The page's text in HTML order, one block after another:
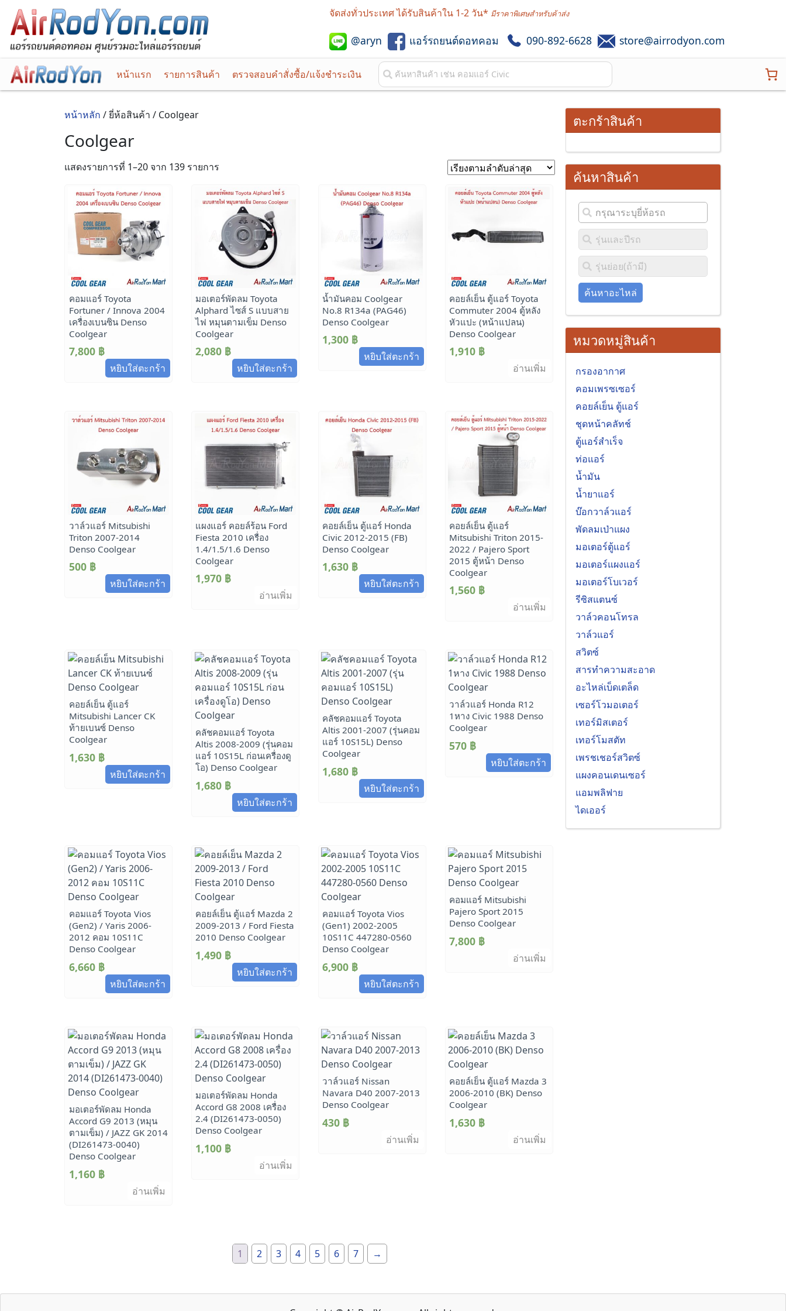
จัดส่งทั่วประเทศ ได้รับสินค้าใน 1-2 วัน* มีราคาพิเศษสำหรับค้าส่ง
@aryn แอร์รถยนต์ดอทคอม 090-892-6628 store@airrodyon.com
หน้าแรก รายการสินค้า ตรวจสอบคำสั่งซื้อ/แจ้งชำระเงิน
หน้าหลัก / ยี่ห้อสินค้า / Coolgear
Coolgear
แสดงรายการที่ 1–20 จาก 139 รายการ
latest
คอมแอร์ Toyota
Fortuner / Innova 2004
เครื่องเบนซิน Denso
Coolgear
7,800 ฿
หยิบใส่ตะกร้า
มอเตอร์พัดลม Toyota
Alphard ไซส์ S แบบสาย
ไฟ หมุนตามเข็ม Denso
Coolgear
2,080 ฿
หยิบใส่ตะกร้า
น้ำมันคอม Coolgear
No.8 R134a (PAG46)
Denso Coolgear
1,300 ฿
หยิบใส่ตะกร้า
คอยล์เย็น ตู้แอร์ Toyota
Commuter 2004 ตู้หลัง
หัวแปะ (หน้าแปลน)
Denso Coolgear
1,910 ฿
อ่านเพิ่ม
วาล์วแอร์ Mitsubishi
Triton 2007-2014
Denso Coolgear
500 ฿
หยิบใส่ตะกร้า
แผงแอร์ คอยล์ร้อน Ford
Fiesta 2010 เครื่อง
1.4/1.5/1.6 Denso
Coolgear
1,970 ฿
อ่านเพิ่ม
คอยล์เย็น ตู้แอร์ Honda
Civic 2012-2015 (FB)
Denso Coolgear
1,630 ฿
หยิบใส่ตะกร้า
คอยล์เย็น ตู้แอร์
Mitsubishi Triton 2015-
2022 / Pajero Sport
2015 ตู้หน้า Denso
Coolgear
1,560 ฿
อ่านเพิ่ม
คอยล์เย็น ตู้แอร์
Mitsubishi Lancer CK
ท้ายเบนซ์ Denso
Coolgear
1,630 ฿
หยิบใส่ตะกร้า
คลัชคอมแอร์ Toyota
Altis 2008-2009 (รุ่นคอม
แอร์ 10S15L ก่อนเครื่องดู
โอ) Denso Coolgear
1,680 ฿
หยิบใส่ตะกร้า
คลัชคอมแอร์ Toyota
Altis 2001-2007 (รุ่นคอม
แอร์ 10S15L) Denso
Coolgear
1,680 ฿
หยิบใส่ตะกร้า
วาล์วแอร์ Honda R12
1หาง Civic 1988 Denso
Coolgear
570 ฿
หยิบใส่ตะกร้า
คอมแอร์ Toyota Vios
(Gen2) / Yaris 2006-
2012 คอม 10S11C
Denso Coolgear
6,660 ฿
หยิบใส่ตะกร้า
คอยล์เย็น ตู้แอร์ Mazda 2
2009-2013 / Ford Fiesta
2010 Denso Coolgear
1,490 ฿
หยิบใส่ตะกร้า
คอมแอร์ Toyota Vios
(Gen1) 2002-2005
10S11C 447280-0560
Denso Coolgear
6,900 ฿
หยิบใส่ตะกร้า
คอมแอร์ Mitsubishi
Pajero Sport 2015
Denso Coolgear
7,800 ฿
อ่านเพิ่ม
มอเตอร์พัดลม Honda
Accord G9 2013 (หมุน
ตามเข็ม) / JAZZ GK 2014
(DI261473-0040)
Denso Coolgear
1,160 ฿
อ่านเพิ่ม
มอเตอร์พัดลม Honda
Accord G8 2008 เครื่อง
2.4 (DI261473-0050)
Denso Coolgear
1,100 ฿
อ่านเพิ่ม
วาล์วแอร์ Nissan
Navara D40 2007-2013
Denso Coolgear
430 ฿
อ่านเพิ่ม
คอยล์เย็น ตู้แอร์ Mazda 3
2006-2010 (BK) Denso
Coolgear
1,630 ฿
อ่านเพิ่ม
1 2 3 4 5 6 7 →
ตะกร้าสินค้า
ค้นหาสินค้า
ค้นหาอะไหล่
หมวดหมู่สินค้า
กรองอากาศ
คอมเพรซเซอร์
คอยล์เย็น ตู้แอร์
ชุดหน้าคลัทช์
ตู้แอร์สำเร็จ
ท่อแอร์
น้ำมัน
น้ำยาแอร์
บ๊อกวาล์วแอร์
พัดลมเป่าแผง
มอเตอร์ตู้แอร์
มอเตอร์แผงแอร์
มอเตอร์โบเวอร์
รีซิสแตนซ์
วาล์วคอนโทรล
วาล์วแอร์
สวิตซ์
สารทำความสะอาด
อะไหล่เบ็ดเตล็ด
เซอร์โวมอเตอร์
เทอร์มิสเตอร์
เทอร์โมสตัท
เพรชเชอร์สวิตซ์
แผงคอนเดนเซอร์
แอมพลิฟาย
ไดเออร์